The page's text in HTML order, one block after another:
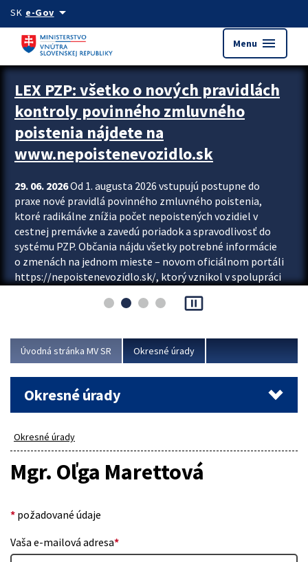
Preskocit na hlavný obsah
SK e-Govarrow_drop_down
Menu menu
Zastavit automatický posun upútavok
LEX PZP: všetko o nových pravidlách
kontroly povinného zmluvného
poistenia nájdete na
www.nepoistenevozidlo.sk
29. 06. 2026Od 1. augusta 2026 vstupujú postupne do
praxe nové pravidlá povinného zmluvného poistenia,
ktoré radikálne znížia počet nepoistených vozidiel v
cestnej premávke a zavedú poriadok a spravodlivosť do
systému PZP. Občania nájdu všetky potrebné informácie
o zmenách na jednom mieste – novom oficiálnom portáli
https://nepoistenevozidlo.sk/, ktorý vznikol v spolupráci
asociácie poisťovní (SLASPO) a Ministerstva vnútra SR.
Viac
pause_presentation
Úvodná stránka MV SR Okresné úrady
Okresné úrady
Okresné úrady
Mgr. Oľga Marettová
* požadované údaje
Vaša e-mailová adresa*